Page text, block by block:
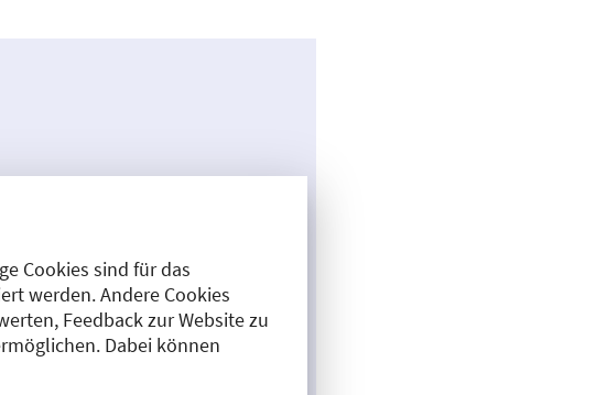
Cookies sind für das
werden. Andere Cookies
Feedback zur Website zu
Dabei können